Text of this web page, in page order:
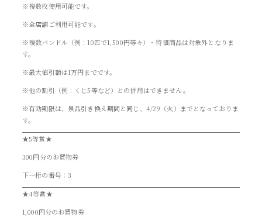
※複数枚使用可能です。
※全店舗ご利用可能です。
※複数バンドル（例：10匹で1,500円等々）・特価商品は対象外となりま
す。
※最大値引額は1万円までです。
※他の割引（例：くじ5等など）との併用はできません。
※有効期限は、景品引き換え期間と同じ、4/29（火）までとなっておりま
す。
★5等賞★
300円分のお買物券
下一桁の番号：3
★4等賞★
1,000円分のお買物券